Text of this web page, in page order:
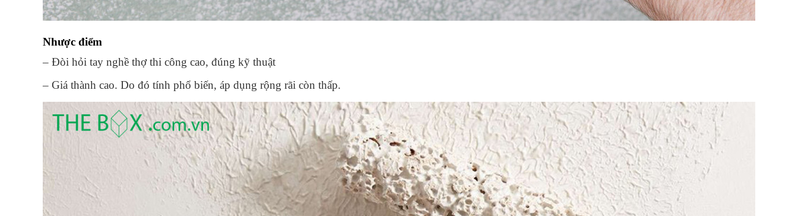
Nhược điểm
– Đòi hỏi tay nghề thợ thi công cao, đúng kỹ thuật
– Giá thành cao. Do đó tính phổ biến, áp dụng rộng rãi còn thấp.